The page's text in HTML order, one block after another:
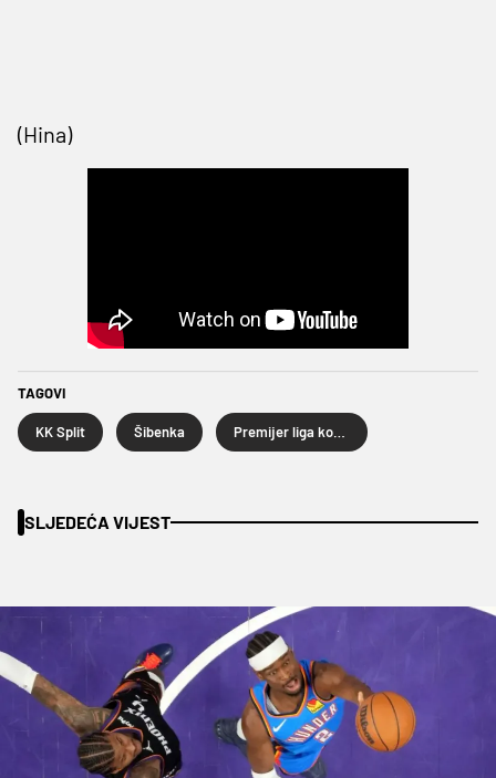
(Hina)
TAGOVI
KK Split Šibenka
SLJEDEĆA VIJEST